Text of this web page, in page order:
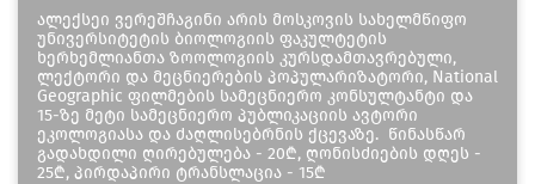
ალექსეი ვერეშჩაგინი არის მოსკოვის სახელმწიფო
უნივერსიტეტის ბიოლოგიის ფაკულტეტის
ხერხემლიანთა ზოოლოგიის კურსდამთავრებული,
ლექტორი და მეცნიერების პოპულარიზატორი, National
Geographic ფილმების სამეცნიერო კონსულტანტი და
15-ზე მეტი სამეცნიერო პუბლიკაციის ავტორი
ეკოლოგიასა და ძაღლისებრნის ქცევაზე. წინასწარ
გადახდილი ღირებულება - 20₾, ღონისძიების დღეს -
25₾, პირდაპირი ტრანსლაცია - 15₾